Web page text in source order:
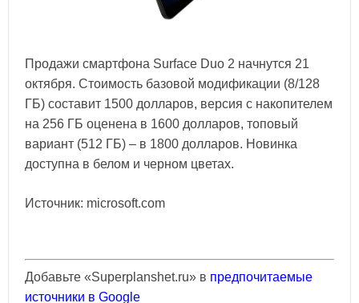
Продажи смартфона Surface Duo 2 начнутся 21
октября. Стоимость базовой модификации (8/128
ГБ) составит 1500 долларов, версия с накопителем
на 256 ГБ оценена в 1600 долларов, топовый
вариант (512 ГБ) – в 1800 долларов. Новинка
доступна в белом и черном цветах.
Источник: microsoft.com
Добавьте «Superplanshet.ru» в предпочитаемые
источники в Google